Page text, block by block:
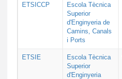
ETSICCP
Escola Tècnica
Superior
d'Enginyeria de
Camins, Canals
i Ports
ETSIE
Escola Tècnica
Superior
d'Enginyeria